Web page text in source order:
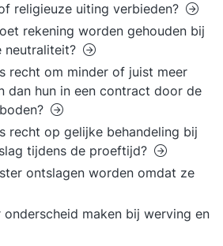
religieuze uiting verbieden?
rekening worden gehouden bij
neutraliteit?
recht om minder of juist meer
dan hun in een contract door de
recht op gelijke behandeling bij
tijdens de proeftijd?
ontslagen worden omdat ze
maken bij werving en